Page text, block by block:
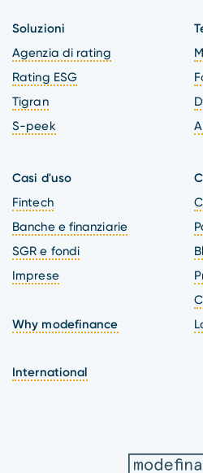
Soluzioni
Agenzia di rating
Rating ESG
Tigran
S-peek
Casi d'uso
Fintech
Banche e finanziarie
SGR e fondi
Imprese
Why modefinance
International